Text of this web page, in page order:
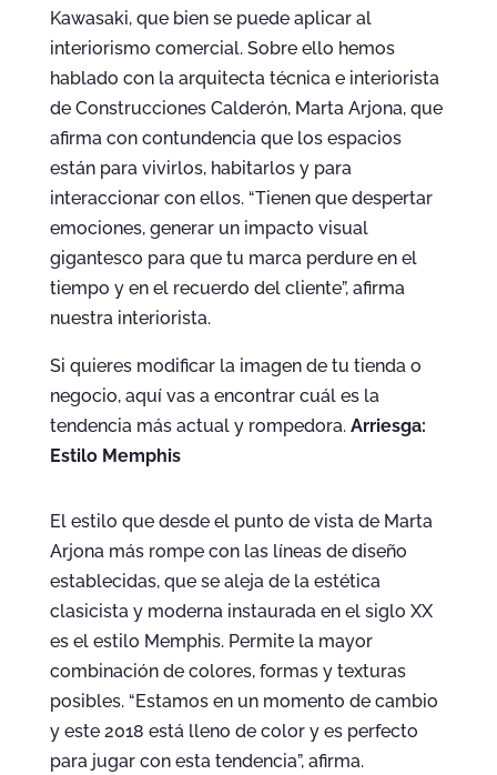
Kawasaki, que bien se puede aplicar al
interiorismo comercial. Sobre ello hemos
hablado con la arquitecta técnica e interiorista
de Construcciones Calderón, Marta Arjona, que
afirma con contundencia que los espacios
están para vivirlos, habitarlos y para
interaccionar con ellos. “Tienen que despertar
emociones, generar un impacto visual
gigantesco para que tu marca perdure en el
tiempo y en el recuerdo del cliente”, afirma
nuestra interiorista.
Si quieres modificar la imagen de tu tienda o
negocio, aquí vas a encontrar cuál es la
tendencia más actual y rompedora. Arriesga:
Estilo Memphis
El estilo que desde el punto de vista de Marta
Arjona más rompe con las líneas de diseño
establecidas, que se aleja de la estética
clasicista y moderna instaurada en el siglo XX
es el estilo Memphis. Permite la mayor
combinación de colores, formas y texturas
posibles. “Estamos en un momento de cambio
y este 2018 está lleno de color y es perfecto
para jugar con esta tendencia”, afirma.